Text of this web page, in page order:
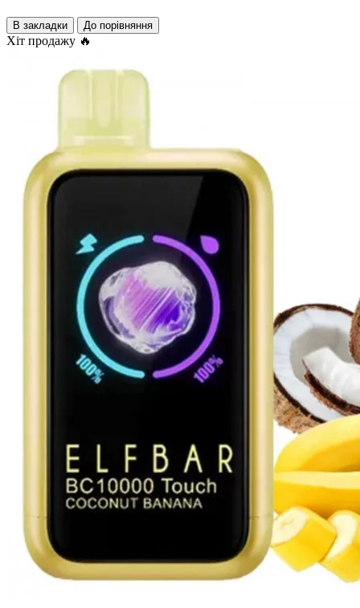
В закладки До порівняння
Хіт продажу 🔥